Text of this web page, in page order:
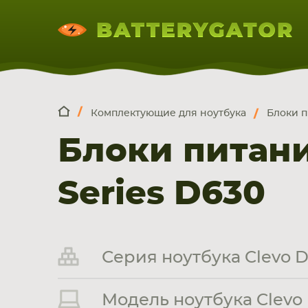
НОУТБУКА
ПЛАНШЕТА
СМАРТФОНА
Комплектующие для ноутбука Блоки
Блоки
Series D630
Серия ноутбука Clevo
Модель ноутбука Clevo